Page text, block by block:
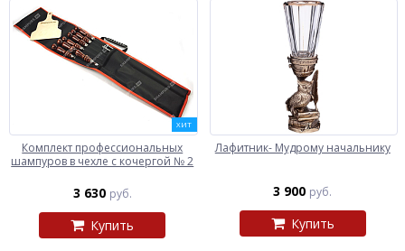
ХИТ
Комплект профессиональных
шампуров в чехле с кочергой № 2
3 630 руб.
Купить
Лафитник- Мудрому начальнику
3 900 руб.
Купить